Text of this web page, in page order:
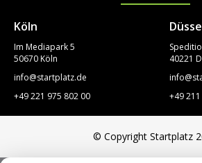
Köln
Im Mediapark 5
50670 Köln
info@startplatz.de
+49 221 975 802 00
40221
+49
© Copyright Startplatz